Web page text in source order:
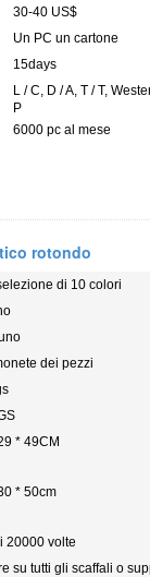
30-40 US$
Un PC un cartone
15days
L / C, D / A, T / T,
P
6000 pc al mese
rotondo
di 10 colori
dei pezzi
* 49CM
* 50cm
20000 volte
su tutti gli scaffali o